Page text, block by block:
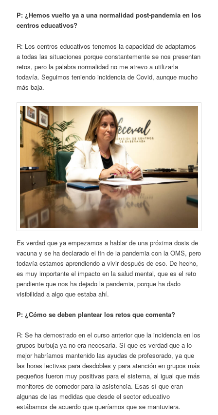
P: ¿Hemos vuelto ya a una normalidad post-pandemia en los
centros educativos?
R: Los centros educativos tenemos la capacidad de adaptarnos
a todas las situaciones porque constantemente se nos presentan
retos, pero la palabra normalidad no me atrevo a utilizarla
todavía. Seguimos teniendo incidencia de Covid, aunque mucho
más baja.
Es verdad que ya empezamos a hablar de una próxima dosis de
vacuna y se ha declarado el fin de la pandemia con la OMS, pero
todavía estamos aprendiendo a vivir después de eso. De hecho,
es muy importante el impacto en la salud mental, que es el reto
pendiente que nos ha dejado la pandemia, porque ha dado
visibilidad a algo que estaba ahí.
P: ¿Cómo se deben plantear los retos que comenta?
R: Se ha demostrado en el curso anterior que la incidencia en los
grupos burbuja ya no era necesaria. Sí que es verdad que a lo
mejor habríamos mantenido las ayudas de profesorado, ya que
las horas lectivas para desdobles y para atención en grupos más
pequeños fueron muy positivas para el sistema, al igual que más
monitores de comedor para la asistencia. Esas sí que eran
algunas de las medidas que desde el sector educativo
estábamos de acuerdo que queríamos que se mantuviera.